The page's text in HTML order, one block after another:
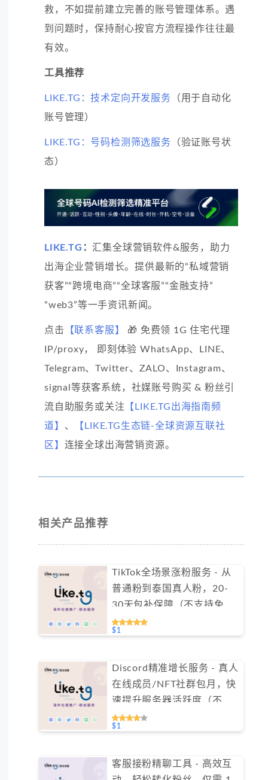
救，不如提前建立完善的账号管理体系。遇
到问题时，保持耐心按官方流程操作往往最
有效。
工具推荐
LIKE.TG：技术定向开发服务
（用于自动化
账号管理）
LIKE.TG：号码检测筛选服务
（验证账号状
态）
LIKE.TG ： 汇集全球营销软件&服务，助力
出海企业营销增长。提供最新的“私域营销
获客”“跨境电商”“全球客服”“金融支持”
“web3”等一手资讯新闻。
点击 【联系客服】
🎁 免费领 1G 住宅代理
IP/proxy， 即刻体验 WhatsApp、LINE、
Telegram、Twitter、ZALO、Instagram、
signal等获客系统，社媒账号购买 & 粉丝引
流自助服务或关注 【LIKE.TG出海指南频
道】 、
【LIKE.TG生态链-全球资源互联社
区】 连接全球出海营销资源。
相关产品推荐
TikTok全场景涨粉服务 - 从
普通粉到泰国真人粉，20-
30天包补保障（不支持免费
测试）
$1
Discord精准增长服务 - 真人
在线成员/NFT社群包月，快
速提升服务器活跃度（不支
持免费测试）
$1
客服接粉精聊工具 - 高效互